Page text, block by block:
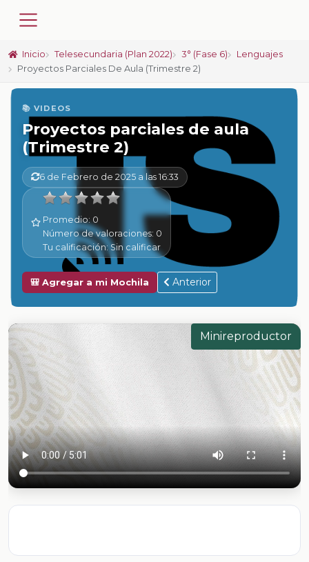
Inicio Telesecundaria (Plan 2022) 3° (Fase 6)
Lenguajes
Proyectos Parciales De Aula (Trimestre 2)
📚 VIDEOS
Proyectos parciales de aula
(Trimestre 2)
6 de Febrero de 2025 a las 16:33
Promedio: 0
Número de valoraciones: 0
Tu calificación: Sin calificar
🎒 Agregar a mi Mochila Anterior
Minireproductor